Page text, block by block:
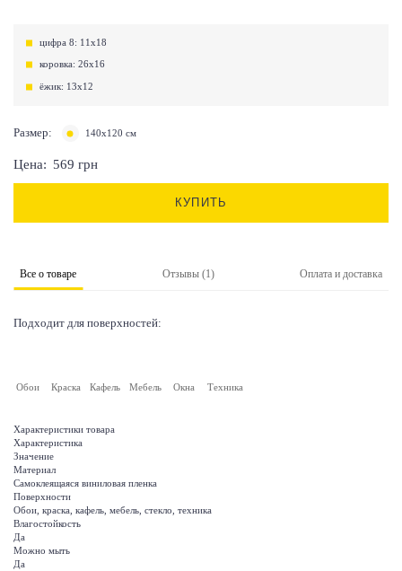
цифра 8: 11х18
коровка: 26х16
ёжик: 13х12
Размер: 140х120 см
Цена: 569 грн
КУПИТЬ
Все о товаре Отзывы (1) Оплата и доставка
Подходит для поверхностей:
Обои Краска Кафель Мебель Окна Техника
Характеристики товара
Характеристика
Значение
Материал
Самоклеящаяся виниловая пленка
Поверхности
Обои, краска, кафель, мебель, стекло, техника
Влагостойкость
Да
Можно мыть
Да